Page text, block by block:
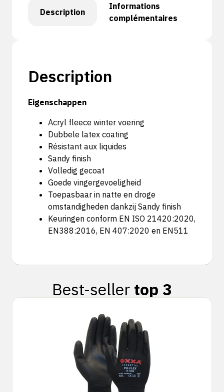
Description
Informations
complémentaires
Description
Eigenschappen
Acryl fleece winter voering
Dubbele latex coating
Résistant aux liquides
Sandy finish
Volledig gecoat
Goede vingergevoeligheid
Toepasbaar in natte en droge
omstandigheden dankzij Sandy finish
Keuringen conform EN ISO 21420:2020,
EN388:2016, EN 407:2020 en EN511
Best-seller top 3